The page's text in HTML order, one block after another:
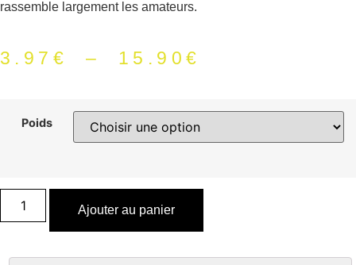
rassemble largement les amateurs.
3.97 € – 15.90€
Poids
Ajouter au panier